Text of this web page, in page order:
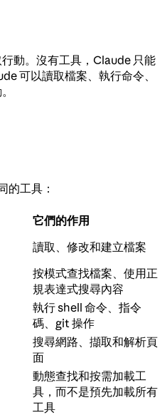
動。沒有工具，Claude 只能
可以讀取檔案、執行命令、
的工具：
它們的作用
讀取、修改和建立檔案
按模式查找檔案、使用正
規表達式搜尋內容
執行 shell 命令、指令
碼、git 操作
搜尋網路、擷取和解析頁
面
動態查找和按需加載工
具，而不是預先加載所有
工具